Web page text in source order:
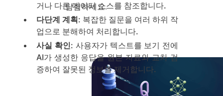
탐험하세요.
거나 다른 데이터 소스를 참조합니다.
다단계 계획: 복잡한 질문을 여러 하위 작
업으로 분해하여 처리합니다.
사실 확인: 사용자가 텍스트를 보기 전에
AI가 생성한 응답을 원본 자료와 교차 검
증하여 잘못된 정보를 제거합니다.